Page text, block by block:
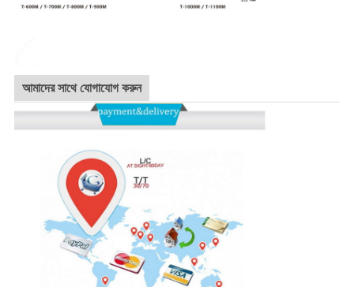
আমাদের সাথে যোগাযোগ করুন